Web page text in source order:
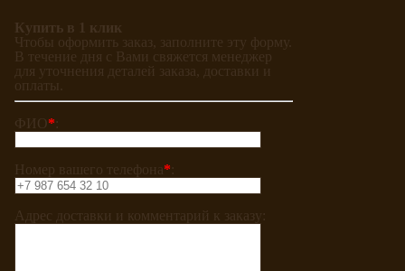
Купить в 1 клик
Чтобы оформить заказ, заполните эту форму.
В течение дня с Вами свяжется менеджер
для уточнения деталей заказа, доставки и
оплаты.
ФИО*
Номер вашего телефона*
Адрес доставки и комментарий к заказу: